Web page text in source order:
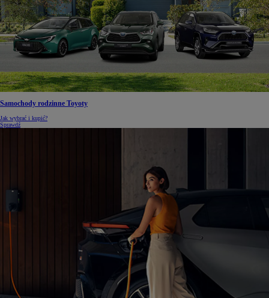
Samochody rodzinne Toyoty
Jak wybrać i kupić?
Sprawdź